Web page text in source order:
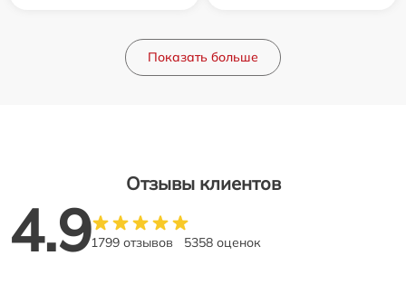
Показать больше
Отзывы клиентов
4.91799 отзывов 5358 оценок